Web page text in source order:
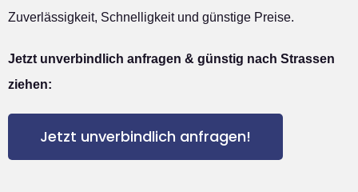
Zuverlässigkeit, Schnelligkeit und günstige Preise.
Jetzt unverbindlich anfragen & günstig nach Strassen
ziehen:
Jetzt unverbindlich anfragen!